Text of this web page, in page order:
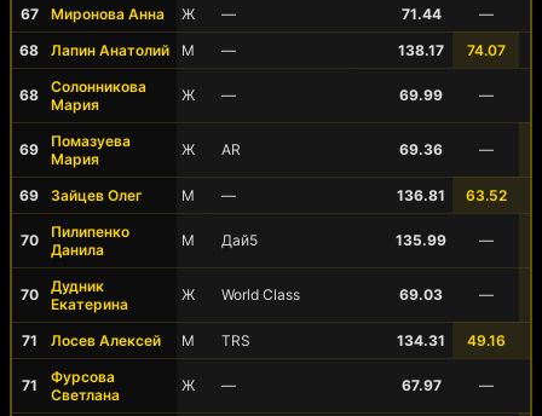
67
Миронова Анна Ж — 71.44
—
68
Лапин Анатолий М — 138.17 74.07
68
Солонникова
Мария
Ж — 69.99 —
69
Помазуева
Мария
Ж AR 69.36 —
69 Зайцев Олег М — 136.81 63.52
70
Пилипенко
Данила
М Дай5 135.99 —
70
Дудник
Екатерина
Ж World Class 69.03 —
71 Лосев Алексей М TRS 134.31 49.16
71
Фурсова
Светлана
Ж — 67.97 —